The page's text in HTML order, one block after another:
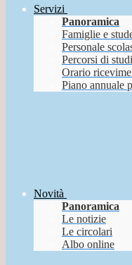
Servizi
Panoramica
Famiglie e
Personale
Percorsi di
Orario
Piano annuale
Novità
Panoramica
Le notizie
Le circolari
Albo online